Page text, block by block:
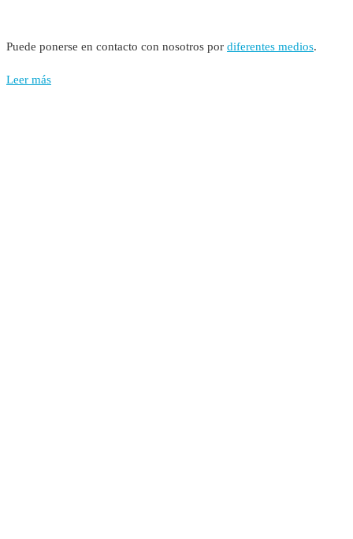
Puede ponerse en contacto con nosotros por diferentes medios.
Leer más